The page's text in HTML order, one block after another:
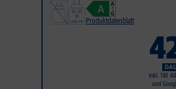
Produktdatenblatt
Inkl. 1&1
und